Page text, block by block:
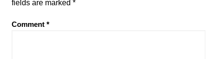
fields are marked *
Comment *